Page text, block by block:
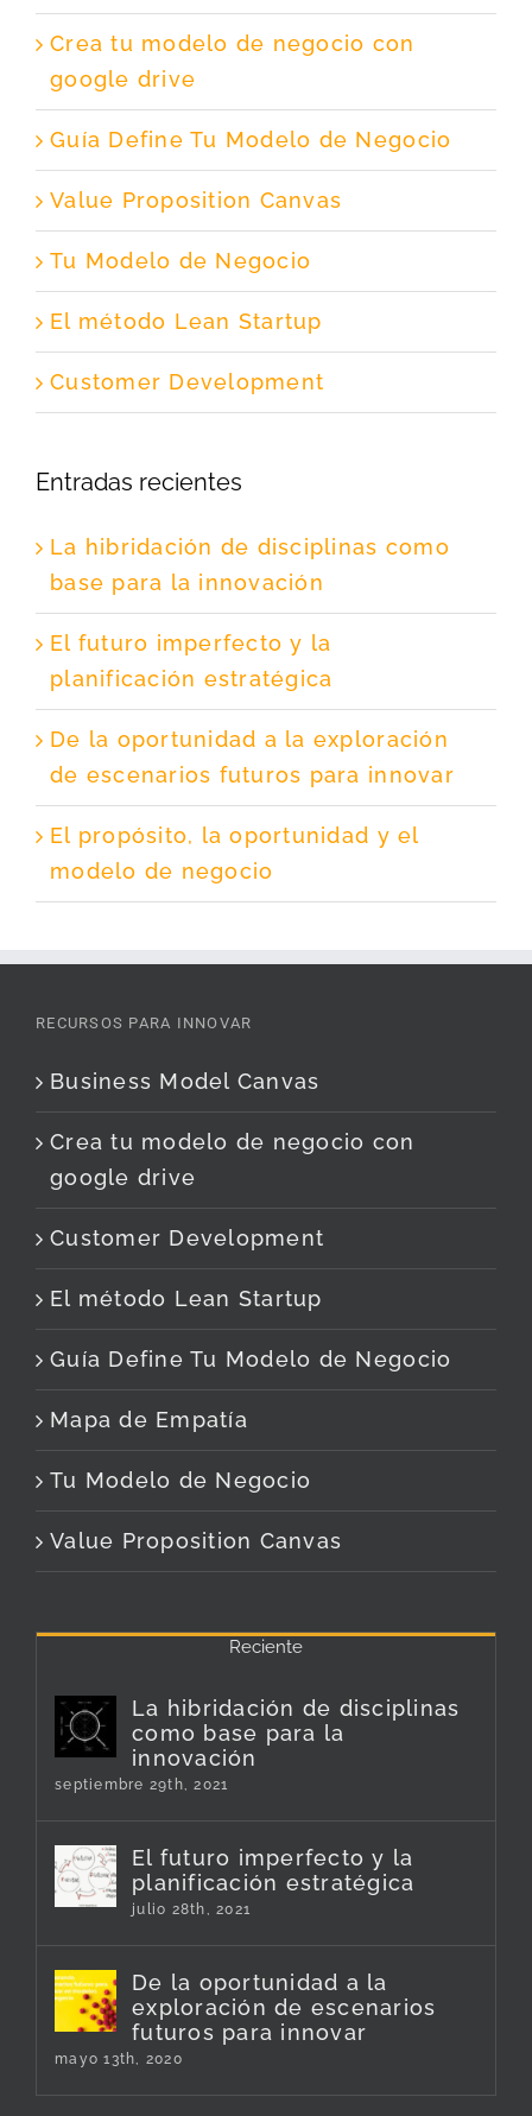
Crea tu modelo de negocio con
google drive
Guía Define Tu Modelo de Negocio
Value Proposition Canvas
Tu Modelo de Negocio
El método Lean Startup
Customer Development
Entradas recientes
La hibridación de disciplinas como
base para la innovación
El futuro imperfecto y la
planificación estratégica
De la oportunidad a la exploración
de escenarios futuros para innovar
El propósito, la oportunidad y el
modelo de negocio
RECURSOS PARA INNOVAR
Business Model Canvas
Crea tu modelo de negocio con
google drive
Customer Development
El método Lean Startup
Guía Define Tu Modelo de Negocio
Mapa de Empatía
Tu Modelo de Negocio
Value Proposition Canvas
Reciente
La hibridación de disciplinas
como base para la
innovación
septiembre 29th, 2021
El futuro imperfecto y la
planificación estratégica
julio 28th, 2021
De la oportunidad a la
exploración de escenarios
futuros para innovar
mayo 13th, 2020